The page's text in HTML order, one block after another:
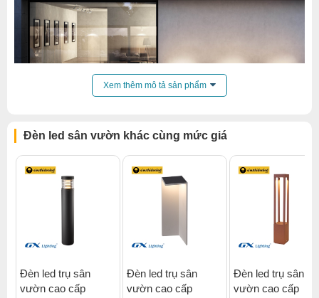
Xem thêm: Đèn led sân vườn đèn led trụ sân vườn
Đèn led sân vườn sân vườn,Đèn led sân vườn cosmos
Xem thêm mô tả sản phẩm
Đèn led sân vườn khác cùng mức giá
Đèn led trụ sân
vườn cao cấp
Đèn led trụ sân
vườn cao cấp
Đèn led trụ sân
vườn cao cấp